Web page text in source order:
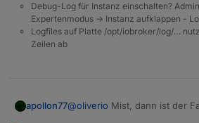
Debug-Log für Instanz einschalten?
Expertenmodus -> Instanz aufklappen -
Logfiles auf Platte /opt/iobroker/log/…
Zeilen ab
apollon77@oliverio Mist, dann ist der